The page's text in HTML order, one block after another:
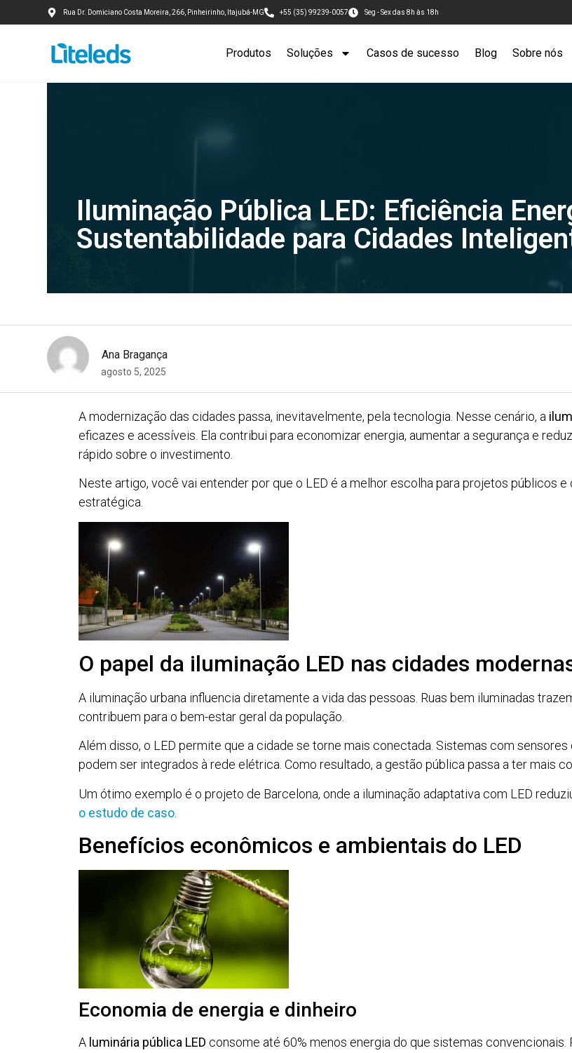
Rua Dr. Domiciano Costa Moreira, 266, Pinheirinho, Itajubá-MG +55 (35) 99239-0057 Seg - Sex das 8h às 18h
Produtos Soluções Casos de sucesso Blog Sobre nós
Iluminação Pública LED: Eficiência
Sustentabilidade para Cidades
Ana Bragança
agosto 5, 2025
A modernização das cidades passa, inevitavelmente, pela tecnologia. Nesse cenário, a
eficazes e acessíveis. Ela contribui para economizar energia, aumentar a segurança e
rápido sobre o investimento.
Neste artigo, você vai entender por que o LED é a melhor escolha para projetos públicos
estratégica.
O papel da iluminação LED nas cidades
A iluminação urbana influencia diretamente a vida das pessoas. Ruas bem iluminadas
contribuem para o bem-estar geral da população.
Além disso, o LED permite que a cidade se torne mais conectada. Sistemas com
podem ser integrados à rede elétrica. Como resultado, a gestão pública passa a ter mais
Um ótimo exemplo é o projeto de Barcelona, onde a iluminação adaptativa com LED
o estudo de caso
Benefícios econômicos e ambientais do LED
Economia de energia e dinheiro
A luminária pública LED consome até 60% menos energia do que sistemas